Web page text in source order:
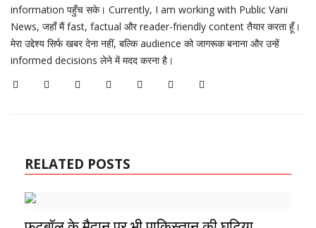
information पहुँच सके। Currently, I am working with Public Vani
News, जहाँ मैं fast, factual और reader-friendly content तैयार करता हूँ।
मेरा उद्देश्य सिर्फ खबर देना नहीं, बल्कि audience को जागरूक बनाना और उन्हें
informed decisions लेने में मदद करना है।
RELATED POSTS